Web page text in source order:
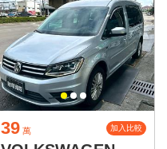
39 萬 加入比較